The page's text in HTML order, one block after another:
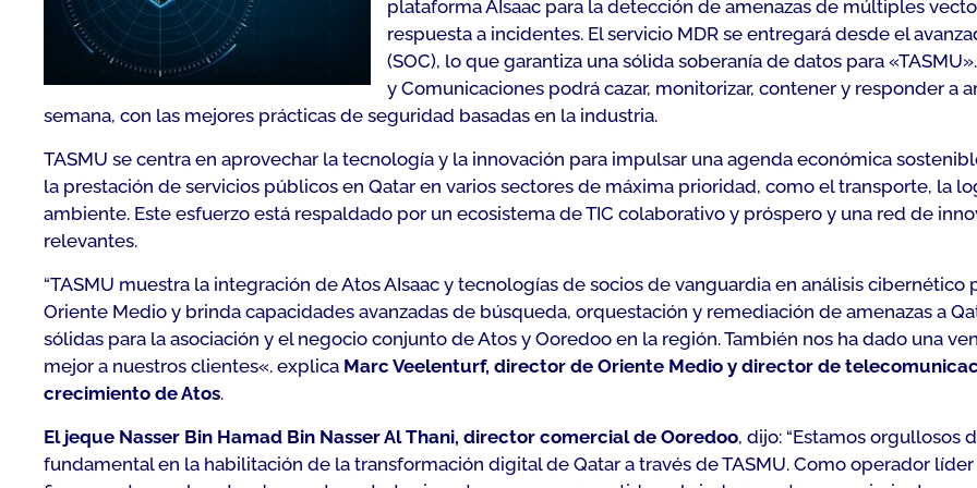
plataforma AIsaac para la detección de amenazas de múltiples
respuesta a incidentes. El servicio MDR se entregará desde el
(SOC), lo que garantiza una sólida soberanía de datos para
y Comunicaciones podrá cazar, monitorizar, contener y responder a
semana, con las mejores prácticas de seguridad basadas en la industria.
TASMU se centra en aprovechar la tecnología y la innovación para impulsar una agenda económica
la prestación de servicios públicos en Qatar en varios sectores de máxima prioridad, como el transporte, la
ambiente. Este esfuerzo está respaldado por un ecosistema de TIC colaborativo y próspero y una red de
relevantes.
“TASMU muestra la integración de Atos AIsaac y tecnologías de socios de vanguardia en análisis
Oriente Medio y brinda capacidades avanzadas de búsqueda, orquestación y remediación de amenazas a
sólidas para la asociación y el negocio conjunto de Atos y Ooredoo en la región. También nos ha dado una
mejor a nuestros clientes«. explica Marc Veelenturf, director de Oriente Medio y director de
crecimiento de Atos.
El jeque Nasser Bin Hamad Bin Nasser Al Thani, director comercial de Ooredoo, dijo: “Estamos orgullosos
fundamental en la habilitación de la transformación digital de Qatar a través de TASMU. Como operador